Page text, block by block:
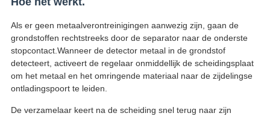
Als er geen metaalverontreinigingen aanwezig zijn, gaan de
grondstoffen rechtstreeks door de separator naar de onderste
stopcontact.Wanneer de detector metaal in de grondstof
detecteert, activeert de regelaar onmiddellijk de scheidingsplaat
om het metaal en het omringende materiaal naar de zijdelingse
ontladingspoort te leiden.
De verzamelaar keert na de scheiding snel terug naar zijn